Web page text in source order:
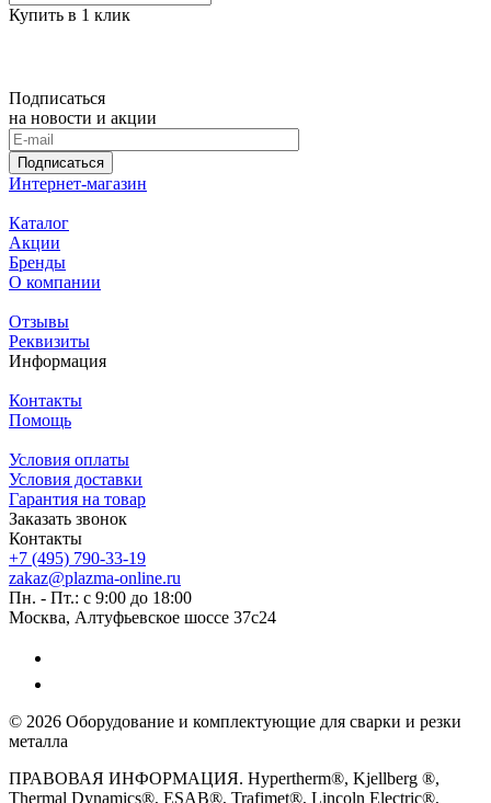
Купить в 1 клик
Подписаться
на новости и акции
Подписаться
Интернет-магазин
Каталог
Акции
Бренды
О компании
Отзывы
Реквизиты
Информация
Контакты
Помощь
Условия оплаты
Условия доставки
Гарантия на товар
Заказать звонок
Контакты
+7 (495) 790-33-19
zakaz@plazma-online.ru
Пн. - Пт.: с 9:00 до 18:00
Москва, Алтуфьевское шоссе 37с24
© 2026 Оборудование и комплектующие для сварки и резки
металла
ПРАВОВАЯ ИНФОРМАЦИЯ. Hypertherm®, Kjellberg ®,
Thermal Dynamics®, ESAB®, Trafimet®, Lincoln Electric®,